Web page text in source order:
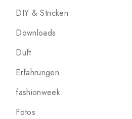
DIY & Stricken
Downloads
Duft
Erfahrungen
fashionweek
Fotos